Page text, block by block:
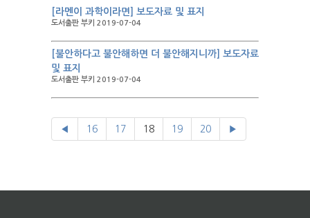
[라멘이 과학이라면] 보도자료 및 표지
도서출판 부키 2019-07-04
[불안하다고 불안해하면 더 불안해지니까] 보도자료
및 표지
도서출판 부키 2019-07-04
◀ 16 17 18 19 20 ▶